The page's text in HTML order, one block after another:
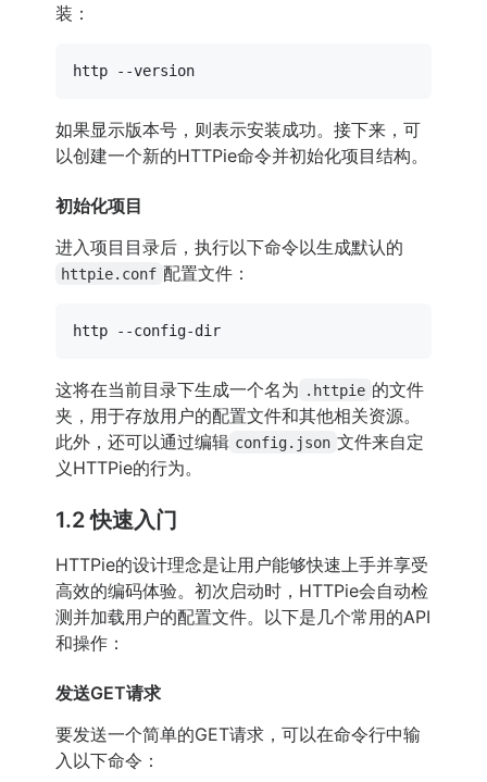
装：
如果显示版本号，则表示安装成功。接下来，可
以创建一个新的HTTPie命令并初始化项目结构。
初始化项目
进入项目目录后，执行以下命令以生成默认的
httpie.conf 配置文件：
这将在当前目录下生成一个名为 .httpie 的文件
夹，用于存放用户的配置文件和其他相关资源。
此外，还可以通过编辑 config.json 文件来自定
义HTTPie的行为。
1.2 快速入门
HTTPie的设计理念是让用户能够快速上手并享受
高效的编码体验。初次启动时，HTTPie会自动检
测并加载用户的配置文件。以下是几个常用的API
和操作：
发送GET请求
要发送一个简单的GET请求，可以在命令行中输
入以下命令：